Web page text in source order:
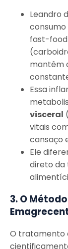
Leandro
consumo
fast-food
mantêm
Essa
visceral
vitais
cansaço
Ele
direto da
3. O
O tratamento